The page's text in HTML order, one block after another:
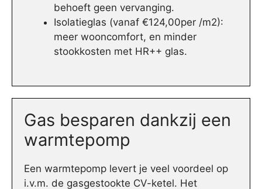
behoeft geen vervanging.
Isolatieglas (vanaf €124,00per /m2):
meer wooncomfort, en minder
stookkosten met HR++ glas.
Gas besparen dankzij een
warmtepomp
Een warmtepomp levert je veel voordeel op
i.v.m. de gasgestookte CV-ketel. Het